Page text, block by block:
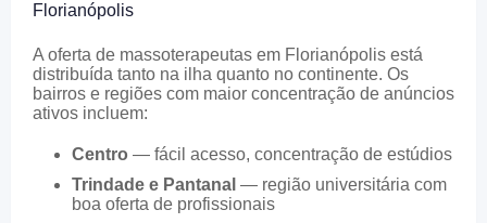
Florianópolis
A oferta de massoterapeutas em Florianópolis está
distribuída tanto na ilha quanto no continente. Os
bairros e regiões com maior concentração de anúncios
ativos incluem:
Centro — fácil acesso, concentração de estúdios
Trindade e Pantanal — região universitária com
boa oferta de profissionais